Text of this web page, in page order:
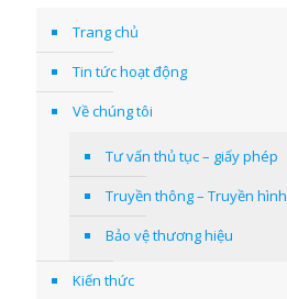
Trang chủ
Tin tức hoạt động
Về chúng tôi
Tư vấn thủ tục – giấy phép
Truyền thông – Truyền hình
Bảo vệ thương hiệu
Kiến thức